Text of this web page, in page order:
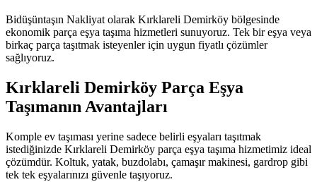
Bidüşüntaşın Nakliyat olarak Kırklareli Demirköy bölgesinde
ekonomik parça eşya taşıma hizmetleri sunuyoruz. Tek bir eşya veya
birkaç parça taşıtmak isteyenler için uygun fiyatlı çözümler
sağlıyoruz.
Kırklareli Demirköy Parça Eşya
Taşımanın Avantajları
Komple ev taşıması yerine sadece belirli eşyaları taşıtmak
istediğinizde Kırklareli Demirköy parça eşya taşıma hizmetimiz ideal
çözümdür. Koltuk, yatak, buzdolabı, çamaşır makinesi, gardrop gibi
tek tek eşyalarınızı güvenle taşıyoruz.